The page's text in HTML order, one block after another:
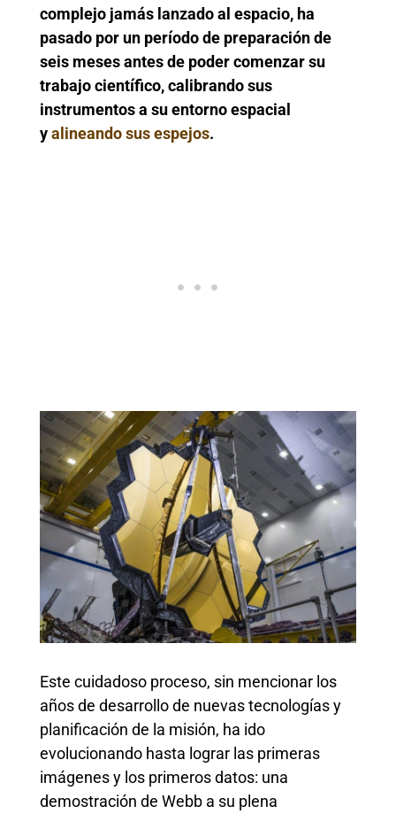
complejo jamás lanzado al espacio, ha
pasado por un período de preparación de
seis meses antes de poder comenzar su
trabajo científico, calibrando sus
instrumentos a su entorno espacial
yalineando sus espejos.
Este cuidadoso proceso, sin mencionar los
años de desarrollo de nuevas tecnologías y
planificación de la misión, ha ido
evolucionando hasta lograr las primeras
imágenes y los primeros datos: una
demostración de Webb a su plena